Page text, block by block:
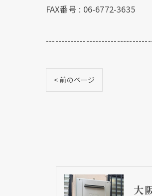
FAX番号 : 06-6772-3635
< 前のページ